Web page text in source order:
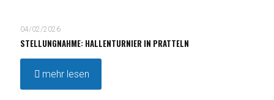
04/02/2026
STELLUNGNAHME: HALLENTURNIER IN PRATTELN
mehr lesen